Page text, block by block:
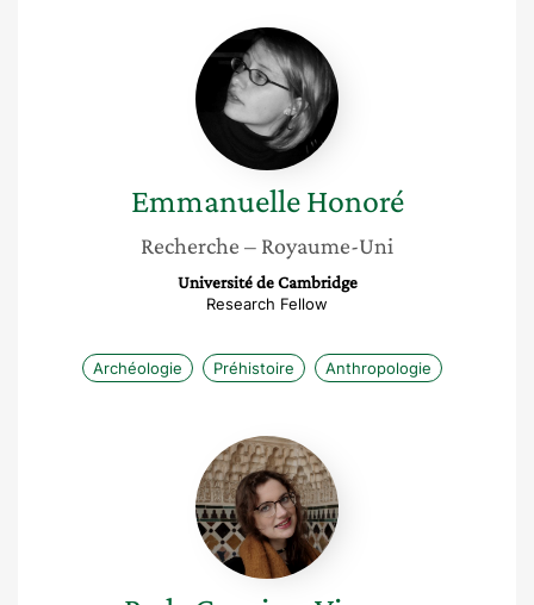
Emmanuelle
Honoré
Emmanuelle Honoré
Recherche – Royaume-Uni
Université de Cambridge
Research Fellow
Archéologie Préhistoire Anthropologie
Perle
Guarino-
Vignon